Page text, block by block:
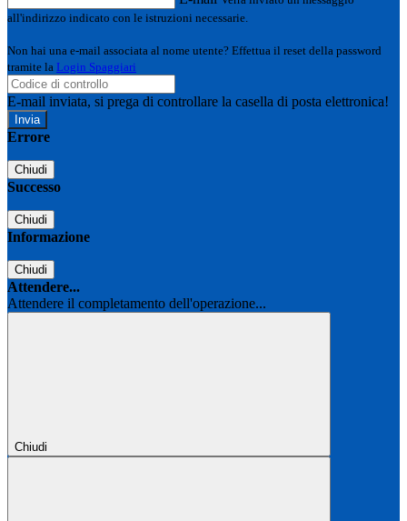
all'indirizzo indicato con le istruzioni necessarie.
Non hai una e-mail associata al nome utente? Effettua il reset della password
tramite la Login Spaggiari
E-mail inviata, si prega di controllare la casella di posta elettronica!
Errore
Chiudi
Successo
Chiudi
Informazione
Chiudi
Attendere...
Attendere il completamento dell'operazione...
Chiudi